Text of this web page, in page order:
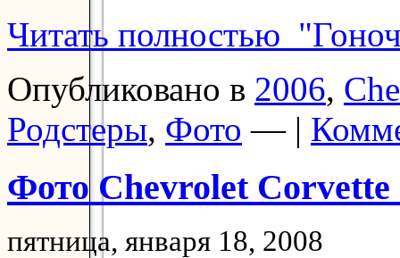
Читать полностью
Опубликовано в 2006,
Родстеры, Фото — |
Фото Chevrolet Corvette
пятница, января 18, 2008